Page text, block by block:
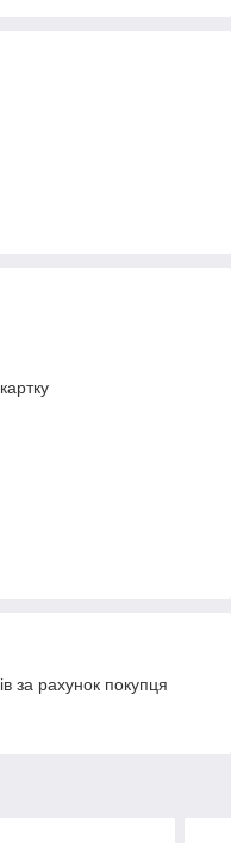
за рахунок покупця